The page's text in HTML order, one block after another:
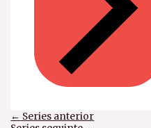
← Series anterior